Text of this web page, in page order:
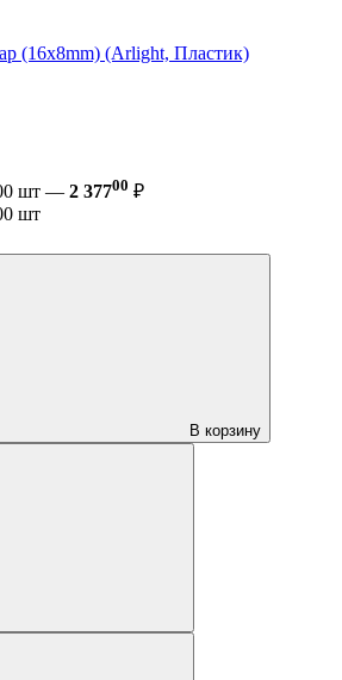
(16x8mm) (Arlight, Пластик)
шт — 2 37700 ₽
шт
В корзину